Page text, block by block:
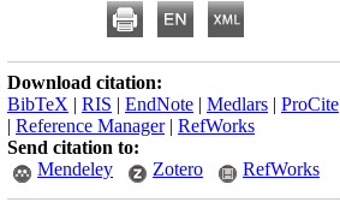
Download citation:
BibTeX | RIS | EndNote | Medlars | ProCite
| Reference Manager| RefWorks
Send citation to:
Mendeley
Zotero RefWorks